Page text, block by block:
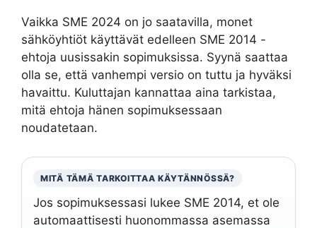
Vaikka SME 2024 on jo saatavilla, monet
sähköyhtiöt käyttävät edelleen SME 2014 -
ehtoja uusissakin sopimuksissa. Syynä saattaa
olla se, että vanhempi versio on tuttu ja hyväksi
havaittu. Kuluttajan kannattaa aina tarkistaa,
mitä ehtoja hänen sopimuksessaan
noudatetaan.
MITÄ TÄMÄ TARKOITTAA KÄYTÄNNÖSSÄ?
Jos sopimuksessasi lukee SME 2014, et ole
automaattisesti huonommassa asemassa